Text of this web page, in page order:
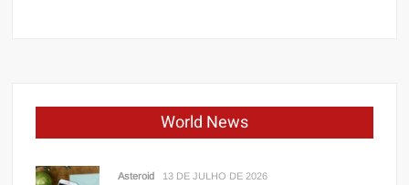
World News
Asteroid 13 DE JULHO DE 2026